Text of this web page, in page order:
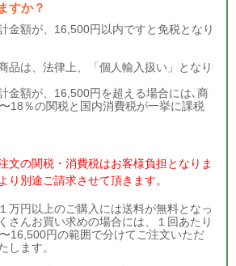
すか？
金額が、16,500円以内ですと免税となり
品は、法律上、「個人輸入扱い」となり
金額が、16,500円を超える場合には､商
18％の関税と国内消費税が一挙に課税
文の関税・消費税はお客様負担となりま
り別途ご請求させて頂きます。
万円以上のご購入には送料が無料となっ
さんお買い求めの場合には、１回あたり
16,500円の範囲で分けてご注文いただ
します。